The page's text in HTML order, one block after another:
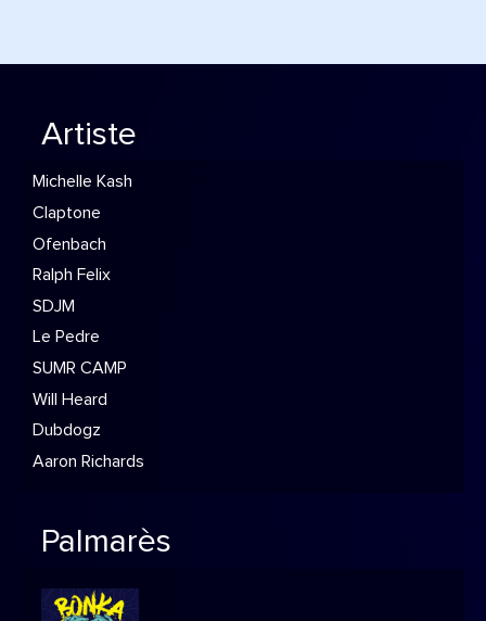
Artiste
Michelle Kash
Claptone
Ofenbach
Ralph Felix
SDJM
Le Pedre
SUMR CAMP
Will Heard
Dubdogz
Aaron Richards
Palmarès